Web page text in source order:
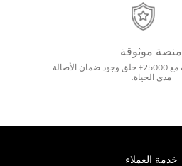
منصة موثوقة
صفيحة موثوقة وآمنة مع 25000+ خلق وجود ضمان الأصالة
مدى الحياة.
خدمة العملاء